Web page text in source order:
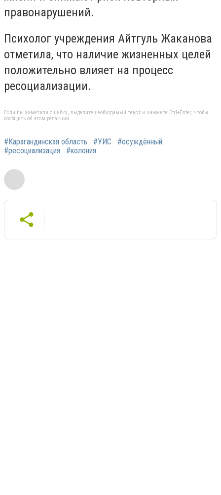
правонарушений.
Психолог учреждения Айтгуль Жаканова
отметила, что наличие жизненных целей
положительно влияет на процесс
ресоциализации.
Если вы заметили ошибку, выделите необходимый текст и нажмите Ctrl+Enter, чтобы
сообщить об этом редакции
#Карагандинская область #УИС
#осуждённый
#ресоциализация
#колония